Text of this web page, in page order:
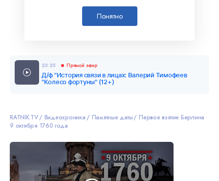
Понятно
23:25 Прямой эфир
Д/ф "История связи в лицах: Валерий Тимофеев
"Колесо фортуны" (12+)
RATNIK.TV Видеохроника Памятные даты
Первое взятие Берлина
9 октября 1760 года